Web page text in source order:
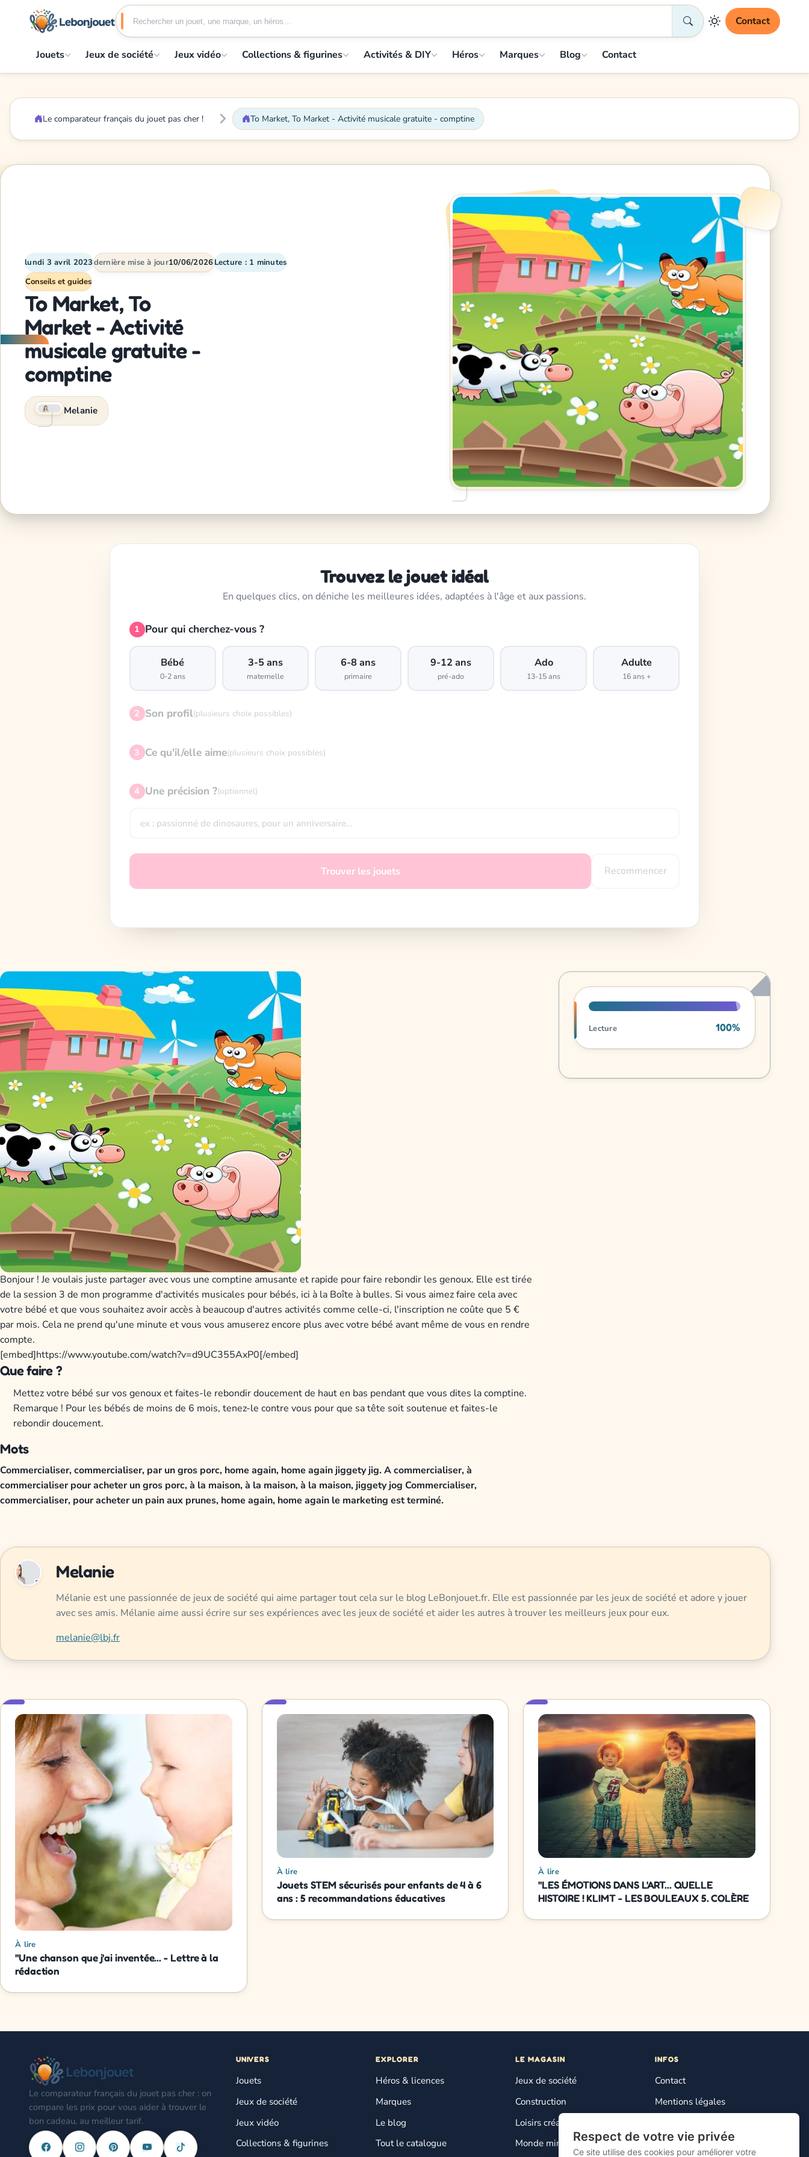
Respect de votre vie privée
Ce site utilise des cookies pour améliorer votre
Contact
Jouets Jeux de société Jeux vidéo Collections & figurines Activités & DIY Héros Marques Blog Contact
Le comparateur français du jouet pas cher ! To Market, To Market - Activité musicale gratuite - comptine
lundi 3 avril 2023dernière mise à jour10/06/2026Lecture : 1 minutes
Conseils et guides
To Market, To
Market - Activité
musicale gratuite -
comptine
Melanie
Trouvez le jouet idéal
En quelques clics, on déniche les meilleures idées, adaptées à l'âge et aux passions.
1 Pour qui cherchez-vous ?
Bébé
0-2 ans
3-5 ans
maternelle
6-8 ans
primaire
9-12 ans
pré-ado
Ado
13-15 ans
Adulte
16 ans +
2 Son profil(plusieurs choix possibles)
3 Ce qu'il/elle aime(plusieurs choix possibles)
4 Une précision ?(optionnel)
Trouver les jouets Recommencer
Bonjour ! Je voulais juste partager avec vous une comptine amusante et rapide pour faire rebondir les genoux. Elle est tirée
de la session 3 de mon programme d'activités musicales pour bébés, ici à la Boîte à bulles. Si vous aimez faire cela avec
votre bébé et que vous souhaitez avoir accès à beaucoup d'autres activités comme celle-ci, l'inscription ne coûte que 5 €
par mois. Cela ne prend qu'une minute et vous vous amuserez encore plus avec votre bébé avant même de vous en rendre
compte.
[embed]https://www.youtube.com/watch?v=d9UC355AxP0[/embed]
Que faire ?
Mettez votre bébé sur vos genoux et faites-le rebondir doucement de haut en bas pendant que vous dites la comptine.
Remarque ! Pour les bébés de moins de 6 mois, tenez-le contre vous pour que sa tête soit soutenue et faites-le
rebondir doucement.
Mots
Commercialiser, commercialiser, par un gros porc, home again, home again jiggety jig.A commercialiser, à
commercialiser pour acheter un gros porc,à la maison, à la maison, à la maison, jiggety jog Commercialiser,
commercialiser, pour acheter un pain aux prunes, home again, home again le marketing est terminé.
Progression de lecture
Lecture 100%
Melanie
Mélanie est une passionnée de jeux de société qui aime partager tout cela sur le blog LeBonjouet.fr. Elle est passionnée par les jeux de société et adore y jouer
avec ses amis. Mélanie aime aussi écrire sur ses expériences avec les jeux de société et aider les autres à trouver les meilleurs jeux pour eux.
melanie@lbj.fr
À lire
"Une chanson que j'ai inventée... - Lettre à la
rédaction
À lire
Jouets STEM sécurisés pour enfants de 4 à 6
ans : 5 recommandations éducatives
À lire
"LES ÉMOTIONS DANS L'ART... QUELLE
HISTOIRE ! KLIMT - LES BOULEAUX 5. COLÈRE
Le comparateur français du jouet pas cher : on
compare les prix pour vous aider à trouver le
bon cadeau, au meilleur tarif.
UNIVERS
Jouets
Jeux de société
Jeux vidéo
Collections & figurines
EXPLORER
Héros & licences
Marques
Le blog
Tout le catalogue
LE MAGASIN
Jeux de société
Construction
Loisirs créatifs
Monde miniature
INFOS
Contact
Mentions légales
Gestion des cookies